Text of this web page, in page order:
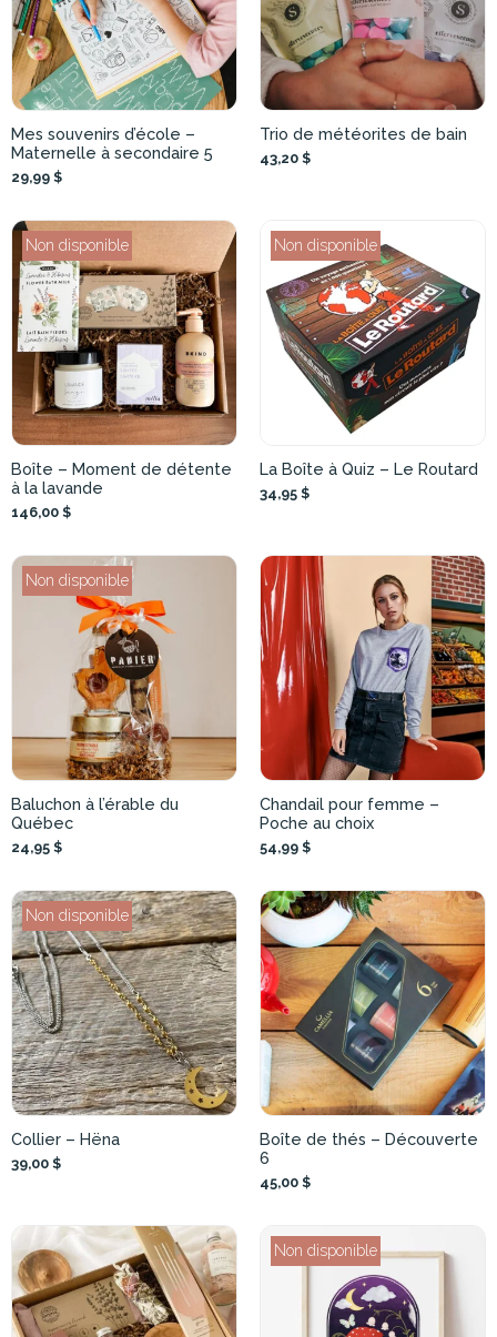
Mes souvenirs d’école –
Maternelle à secondaire 5
29,99 $
Trio de météorites de bain
43,20 $
Non disponible
Boîte – Moment de détente
à la lavande
146,00 $
Non disponible
La Boîte à Quiz – Le Routard
34,95 $
Non disponible
Baluchon à l’érable du
Québec
24,95 $
Chandail pour femme –
Poche au choix
54,99 $
Non disponible
Collier – Hëna
39,00 $
Boîte de thés – Découverte
6
45,00 $
Non disponible